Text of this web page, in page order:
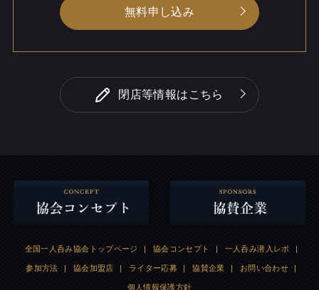
無料申し込み
閉店等情報はこちら
全国一人呑み協会トップページ | 協会コンセプト | 一人呑み潜入レポ |
参加方法 | 協会加盟店 | ライター応募 | 協賛企業 | お問い合わせ |
個人情報保護方針